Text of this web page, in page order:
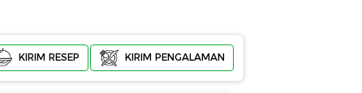
KIRIM RESEP KIRIM PENGALAMAN